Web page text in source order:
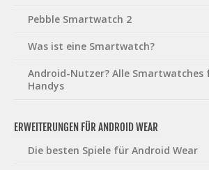
Pebble Smartwatch 2
Was ist eine Smartwatch?
Android-Nutzer? Alle Smartwatches
Handys
ERWEITERUNGEN FÜR ANDROID WEAR
Die besten Spiele für Android Wear